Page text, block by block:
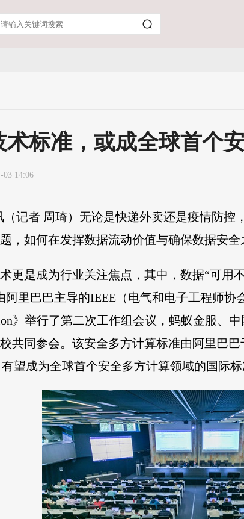
术标准，或成全球首个
03 14:06
记者 周琦）无论是快递外卖还是疫情防
，如何在发挥数据流动价值与确保数据安全
更是成为行业关注焦点，其中，数据“可用
里巴巴主导的IEEE（电气和电子工程师协
》举行了第二次工作组会议，蚂蚁金服、
共同参会。该安全多方计算标准由阿里巴
望成为全球首个安全多方计算领域的国际标